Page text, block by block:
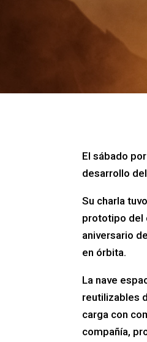
El sábado
desarrollo
Su charla
prototipo del
aniversario
en órbita.
La nave
reutilizables
carga con
compañía,